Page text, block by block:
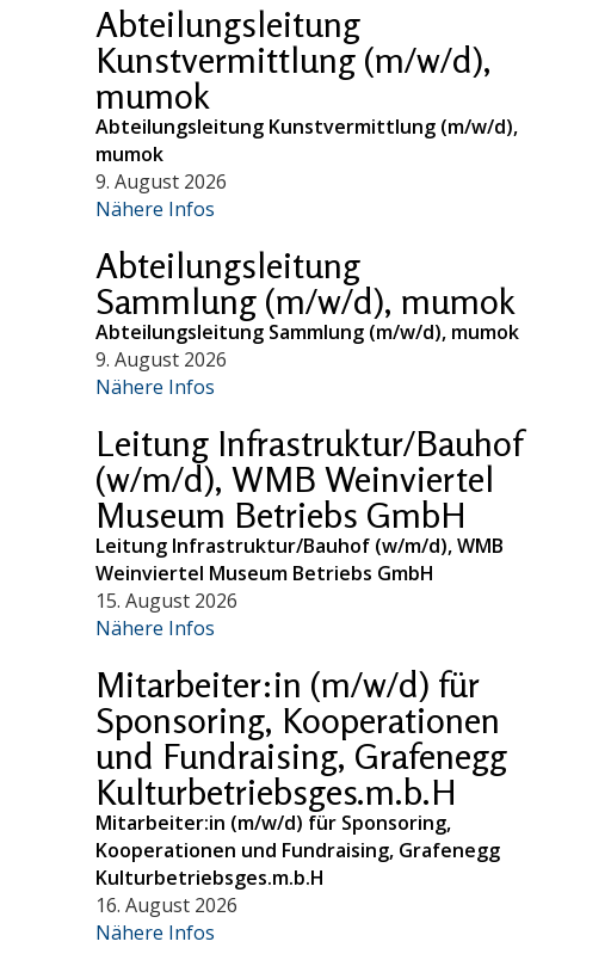
Abteilungsleitung
Kunstvermittlung (m/w/d),
mumok
Abteilungsleitung Kunstvermittlung (m/w/d),
mumok
9. August 2026
Nähere Infos
Abteilungsleitung
Sammlung (m/w/d), mumok
Abteilungsleitung Sammlung (m/w/d), mumok
9. August 2026
Nähere Infos
Leitung Infrastruktur/Bauhof
(w/m/d), WMB Weinviertel
Museum Betriebs GmbH
Leitung Infrastruktur/Bauhof (w/m/d), WMB
Weinviertel Museum Betriebs GmbH
15. August 2026
Nähere Infos
Mitarbeiter:in (m/w/d) für
Sponsoring, Kooperationen
und Fundraising, Grafenegg
Kulturbetriebsges.m.b.H
Mitarbeiter:in (m/w/d) für Sponsoring,
Kooperationen und Fundraising, Grafenegg
Kulturbetriebsges.m.b.H
16. August 2026
Nähere Infos